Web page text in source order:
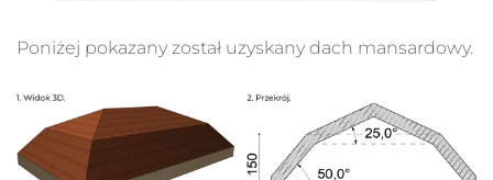
Poniżej pokazany został uzyskany dach mansardowy.